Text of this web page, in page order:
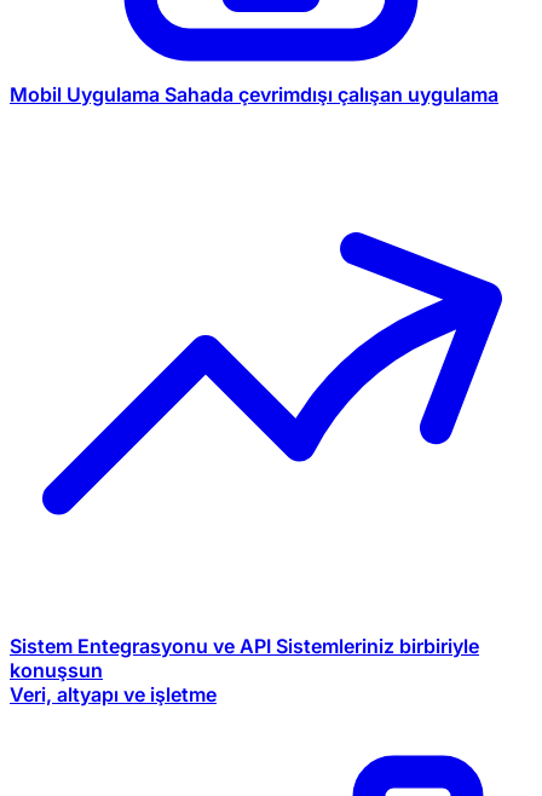
Mobil Uygulama Sahada çevrimdışı çalışan uygulama
Sistem Entegrasyonu ve API Sistemleriniz birbiriyle
konuşsun
Veri, altyapı ve işletme